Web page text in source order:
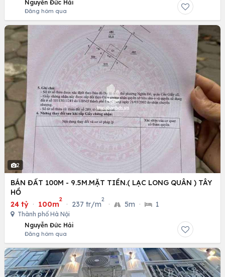
Nguyễn Đức Hải
Đăng hôm qua
2
BÁN ĐẤT 100M - 9.5M.MẶT TIỀN.( LẠC LONG QUÂN ) TÂY
HỒ
24 tỷ · 100m
2
· 237 tr/m
2
· 5m · 1
Thành phố Hà Nội
Nguyễn Đức Hải
Đăng hôm qua